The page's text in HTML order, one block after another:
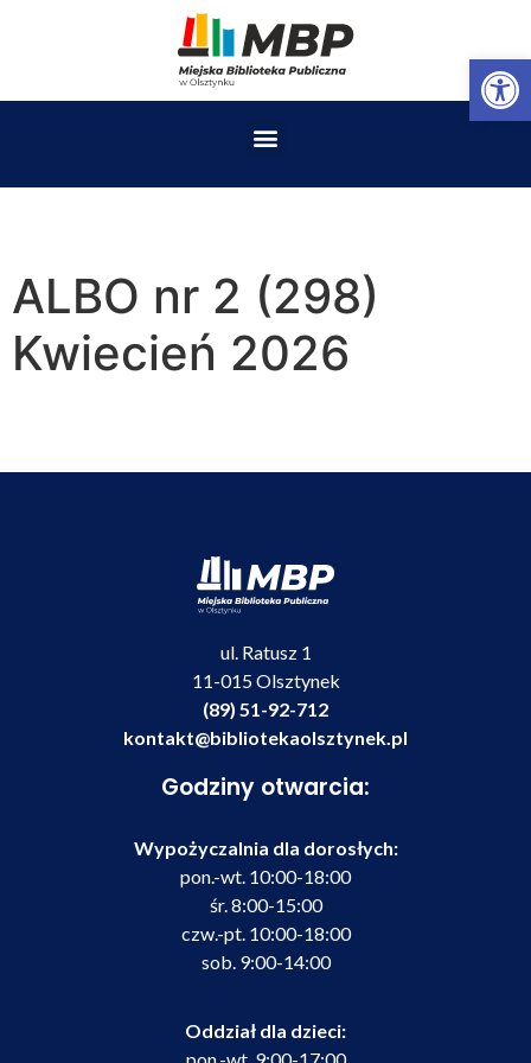
ALBO nr 2 (298)
Kwiecień 2026
ul. Ratusz 1
11-015 Olsztynek
(89) 51-92-712
kontakt@bibliotekaolsztynek.pl
Godziny otwarcia:
Wypożyczalnia dla dorosłych:
pon.-wt. 10:00-18:00
śr. 8:00-15:00
czw.-pt. 10:00-18:00
sob. 9:00-14:00
Oddział dla dzieci: